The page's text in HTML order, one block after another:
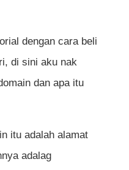
dengan cara beli
di sini aku nak
dan apa itu
itu adalah alamat
adalag